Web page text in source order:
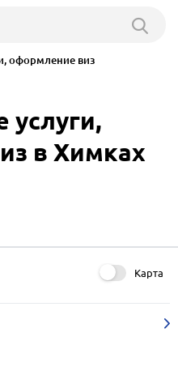
оформление виз
в Химках
Карта